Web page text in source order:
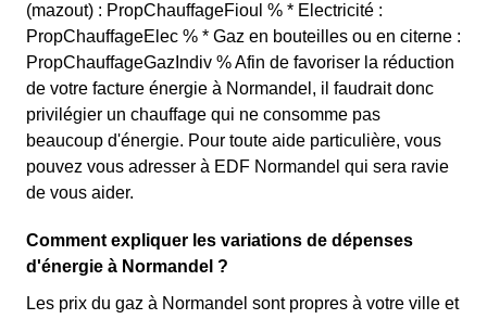
(mazout) : PropChauffageFioul % * Electricité :
PropChauffageElec % * Gaz en bouteilles ou en citerne :
PropChauffageGazIndiv % Afin de favoriser la réduction
de votre facture énergie à Normandel, il faudrait donc
privilégier un chauffage qui ne consomme pas
beaucoup d'énergie. Pour toute aide particulière, vous
pouvez vous adresser à EDF Normandel qui sera ravie
de vous aider.
Comment expliquer les variations de dépenses
d'énergie à Normandel ?
Les prix du gaz à Normandel sont propres à votre ville et